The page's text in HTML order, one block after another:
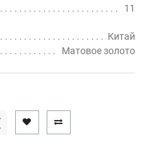
11
Китай
Матовое золото